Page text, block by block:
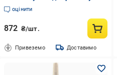
шпаклювання каменю 750 мл
Світло-бежевий (004138-1)
оцінити
872 ₴/шт.
Привеземо Доставимо